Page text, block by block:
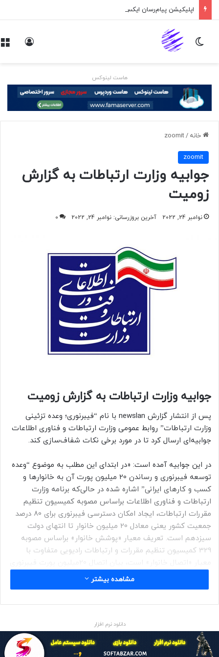
اپلیکیشن پیام‌رسان ایکس در راه است
تغییر پوسته
هاست لینوکس
خانه /
zoomit
zoomit
جوابیه وزارت ارتباطات به گزارش
زومیت
نوامبر 24, 2022 آخرین بروزرسانی: نوامبر 24, 2022 0
جوابیه وزارت ارتباطات به گزارش زومیت
پس از انتشار گزارش newslan با نام “فیبرنوری؛ وعده تزئینی
وزارت ارتباطات” روابط عمومی وزارت ارتباطات و فناوری اطلاعات
جوابیه‌ای ارسال کرد تا در مورد برخی نکات شفاف‌سازی کند.
در این جوابیه آمده است: «در ابتدای این مطلب به موضوع “وعده
توسعه فیبرنوری و رساندن 20 میلیون پورت آن به خانوارها و
کسب و کارهای ایرانی” اشاره شده در حالی‌که برنامه وزارت
ارتباطات و فناوری اطلاعات براساس مصوبه کمیسیون تنظیم
مقررات ارتباطات، ایجاد امکان دسترسی فیبرنوری برای 80 درصد
جمعیت کشور یعنی معادل 20 میلیون خانوار تا انتهای دولت
سیزدهم است. تعریف معیار «پوشش خانوار» براساس مصوبه
329 کمیسیون تنظیم مقررات و ارتباطات رادیویی متفاوت با
تلقی صحیحی نیست. به عبارت ساده‌تر برنامه توسعه شبکه فیبر
نوری کشور در راستای ایجاد امکان اتصال بیست میلیون خانواده
اتصال 80 درصدی به فیبرنوری تا پایان سال استنباط دیگر
نویسنده مطلب از این پروژه بوده، در حالی‌که از ابتدای پروژه و
مبتنی بر الزام شورای عالی فضای مجازی و مصوبه 329 کمیسیون
مشاهده بیشتر
دانلود نرم افزار